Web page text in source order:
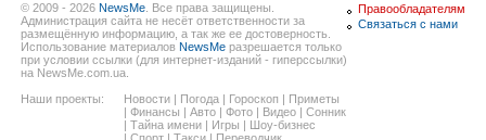
© 2009 - 2026 NewsMe . Все права защищены.
Администрация сайта не несёт ответственности за
размещённую информацию, а так же ее достоверность.
Использование материалов NewsMe разрешается только
при условии ссылки (для интернет-изданий - гиперссылки)
на NewsMe.com.ua.
Наши проекты:
Новости | Погода | Гороскоп | Приметы
| Финансы | Авто | Фото | Видео | Сонник
| Тайна имени | Игры | Шоу-бизнес
Правообладателям
Связаться с нами